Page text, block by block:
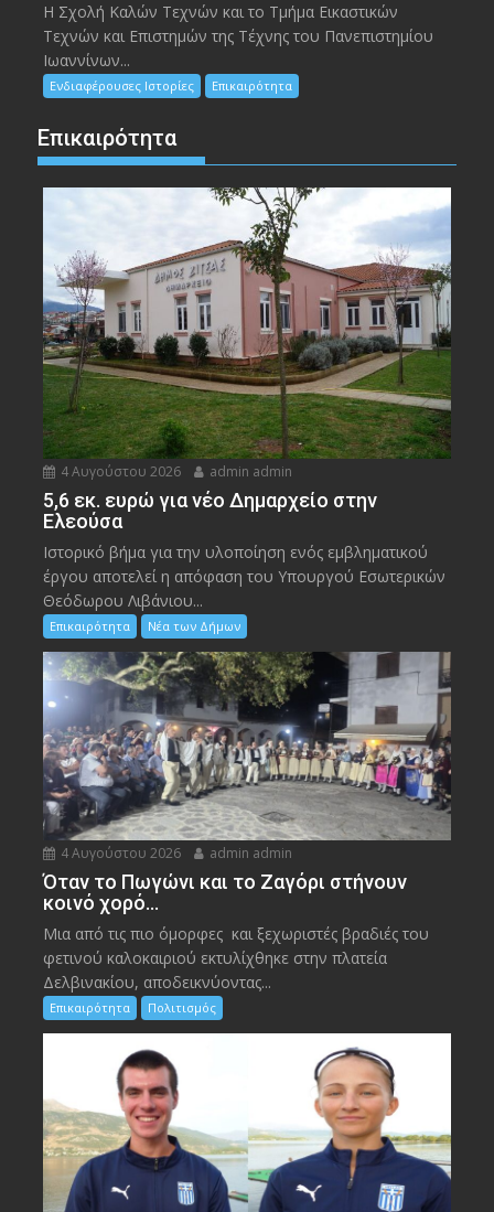
Η Σχολή Καλών Τεχνών και το Τμήμα Εικαστικών
Τεχνών και Επιστημών της Τέχνης του Πανεπιστημίου
Ιωαννίνων...
Ενδιαφέρουσες Ιστορίες Επικαιρότητα
Επικαιρότητα
4 Αυγούστου 2026 admin admin
5,6 εκ. ευρώ για νέο Δημαρχείο στην
Ελεούσα
Ιστορικό βήμα για την υλοποίηση ενός εμβληματικού
έργου αποτελεί η απόφαση του Υπουργού Εσωτερικών
Θεόδωρου Λιβάνιου...
Επικαιρότητα Νέα των Δήμων
4 Αυγούστου 2026 admin admin
Όταν το Πωγώνι και το Ζαγόρι στήνουν
κοινό χορό…
Μια από τις πιο όμορφες και ξεχωριστές βραδιές του
φετινού καλοκαιριού εκτυλίχθηκε στην πλατεία
Δελβινακίου, αποδεικνύοντας...
Επικαιρότητα Πολιτισμός